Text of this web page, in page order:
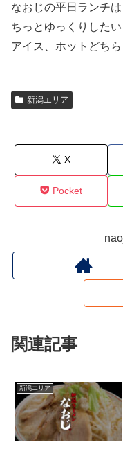
なおじの平日ランチ
ちっとゆっくりした
アイス、ホットどちら
新潟エリア
X
Pocket
関連記事
新潟エリア